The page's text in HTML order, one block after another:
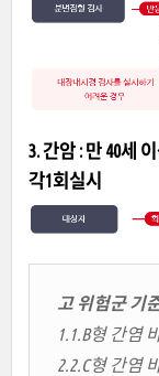
3. 간암 : 만 40세
각1회실시
고 위험군 기
1.1.B형 간염
2.2.C형 간염